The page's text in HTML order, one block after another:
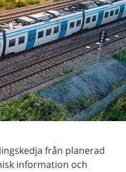
från planerad
information och